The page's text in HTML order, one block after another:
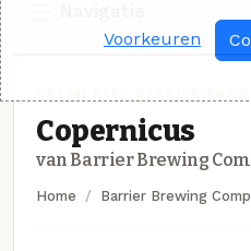
Copernicus
van Barrier Brewing
Home Barrier Brewing
Voorkeuren